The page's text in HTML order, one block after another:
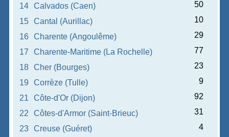
14
Calvados (Caen)
50
15
Cantal (Aurillac)
10
16
Charente (Angoulême)
29
17
Charente-Maritime (La Rochelle)
77
18
Cher (Bourges)
23
19
Corrèze (Tulle)
9
21
Côte-d'Or (Dijon)
92
22
Côtes-d'Armor (Saint-Brieuc)
31
23
Creuse (Guéret) 4